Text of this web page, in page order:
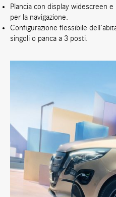
Plancia con display widescreen
per la navigazione.
Configurazione flessibile
singoli o panca a 3 posti.